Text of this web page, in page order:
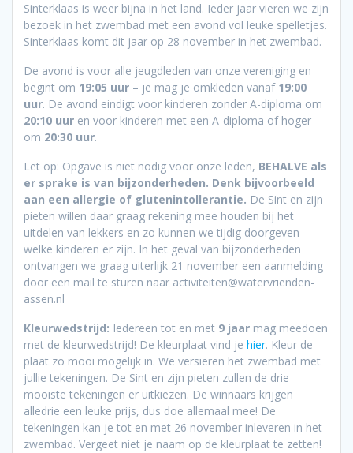
Sinterklaas is weer bijna in het land. Ieder jaar vieren we zijn
bezoek in het zwembad met een avond vol leuke spelletjes.
Sinterklaas komt dit jaar op 28 november in het zwembad.
De avond is voor alle jeugdleden van onze vereniging en
begint om 19:05 uur – je mag je omkleden vanaf 19:00
uur. De avond eindigt voor kinderen zonder A-diploma om
20:10 uur en voor kinderen met een A-diploma of hoger
om 20:30 uur.
Let op: Opgave is niet nodig voor onze leden, BEHALVE als
er sprake is van bijzonderheden. Denk bijvoorbeeld
aan een allergie of glutenintollerantie. De Sint en zijn
pieten willen daar graag rekening mee houden bij het
uitdelen van lekkers en zo kunnen we tijdig doorgeven
welke kinderen er zijn. In het geval van bijzonderheden
ontvangen we graag uiterlijk 21 november een aanmelding
door een mail te sturen naar activiteiten@watervrienden-
assen.nl
Kleurwedstrijd: Iedereen tot en met 9 jaar mag meedoen
met de kleurwedstrijd! De kleurplaat vind je hier. Kleur de
plaat zo mooi mogelijk in. We versieren het zwembad met
jullie tekeningen. De Sint en zijn pieten zullen de drie
mooiste tekeningen er uitkiezen. De winnaars krijgen
alledrie een leuke prijs, dus doe allemaal mee! De
tekeningen kan je tot en met 26 november inleveren in het
zwembad. Vergeet niet je naam op de kleurplaat te zetten!